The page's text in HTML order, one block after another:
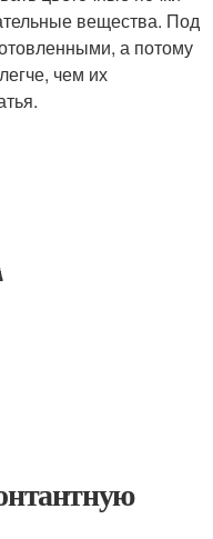
вещества. Под
а потому
чем их